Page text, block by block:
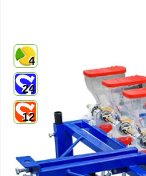
4
24
12